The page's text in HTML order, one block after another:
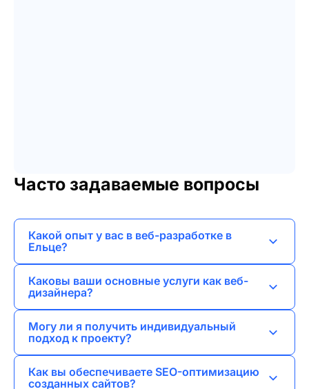
Часто задаваемые вопросы
Какой опыт у вас в веб-разработке в
Ельце?
разработке, успешно реализовав различные
пределами.
Каковы ваши основные услуги как веб-
дизайнера?
разработку лендингов, корпоративных сайтов,
Могу ли я получить индивидуальный
подход к проекту?
подходу, учитывая потребности и пожелания
Как вы обеспечиваете SEO-оптимизацию
созданных сайтов?